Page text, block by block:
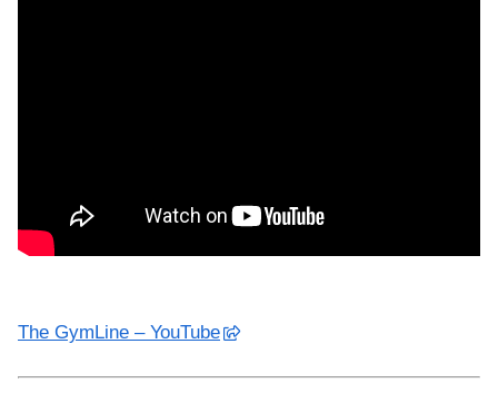
The GymLine – YouTube